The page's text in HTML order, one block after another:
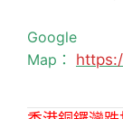
Google
Map：